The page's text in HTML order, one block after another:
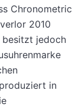
Chronometric
2010
besitzt jedoch
in